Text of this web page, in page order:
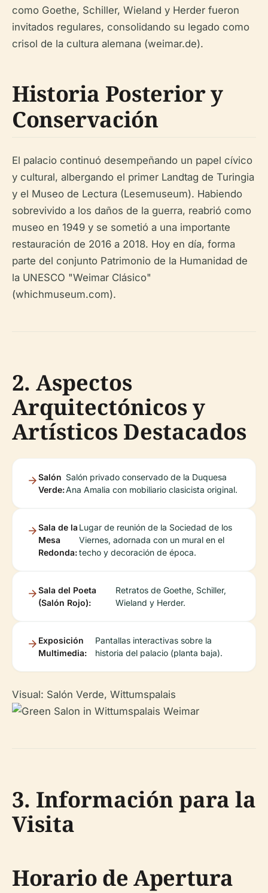
como Goethe, Schiller, Wieland y Herder fueron
invitados regulares, consolidando su legado como
crisol de la cultura alemana (weimar.de).
Historia Posterior y
Conservación
El palacio continuó desempeñando un papel cívico
y cultural, albergando el primer Landtag de Turingia
y el Museo de Lectura (Lesemuseum). Habiendo
sobrevivido a los daños de la guerra, reabrió como
museo en 1949 y se sometió a una importante
restauración de 2016 a 2018. Hoy en día, forma
parte del conjunto Patrimonio de la Humanidad de
la UNESCO "Weimar Clásico"
(whichmuseum.com).
2. Aspectos
Arquitectónicos y
Artísticos Destacados
Salón
Verde:
Salón privado conservado de la Duquesa
Ana Amalia con mobiliario clasicista original.
Sala de la
Mesa
Redonda:
Lugar de reunión de la Sociedad de los
Viernes, adornada con un mural en el
techo y decoración de época.
Sala del Poeta
(Salón Rojo):
Retratos de Goethe, Schiller,
Wieland y Herder.
Exposición
Multimedia:
Pantallas interactivas sobre la
historia del palacio (planta baja).
Visual: Salón Verde, Wittumspalais
3. Información para la
Visita
Horario de Apertura